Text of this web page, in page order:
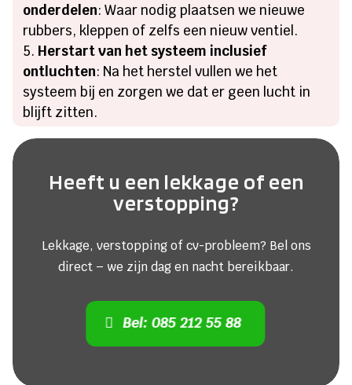
onderdelen: Waar nodig plaatsen we nieuwe
rubbers, kleppen of zelfs een nieuw ventiel.
Herstart van het systeem inclusief
ontluchten: Na het herstel vullen we het
systeem bij en zorgen we dat er geen lucht in
blijft zitten.
Heeft u een lekkage of een
verstopping?
Lekkage, verstopping of cv-probleem? Bel ons
direct – we zijn dag en nacht bereikbaar.
Bel: 085 212 55 88